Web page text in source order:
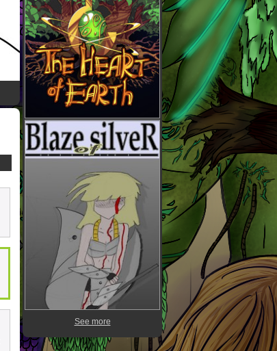
See more